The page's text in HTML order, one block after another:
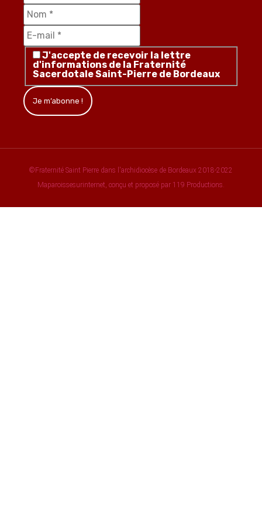
J'accepte de recevoir la lettre
d'informations de la Fraternité
Sacerdotale Saint-Pierre de Bordeaux
©Fraternité Saint Pierre dans l'archidiocèse de Bordeaux 2018-2022
Maparoissesurinternet, conçu et proposé par 119 Productions.